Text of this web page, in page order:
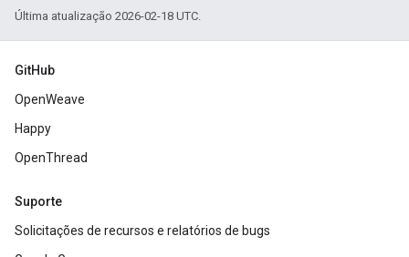
Última atualização 2026-02-18 UTC.
GitHub
OpenWeave
Happy
OpenThread
Suporte
Solicitações de recursos e relatórios de bugs